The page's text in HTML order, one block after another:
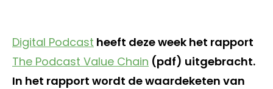
Digital Podcast heeft deze week het rapport
The Podcast Value Chain (pdf) uitgebracht.
In het rapport wordt de waardeketen van